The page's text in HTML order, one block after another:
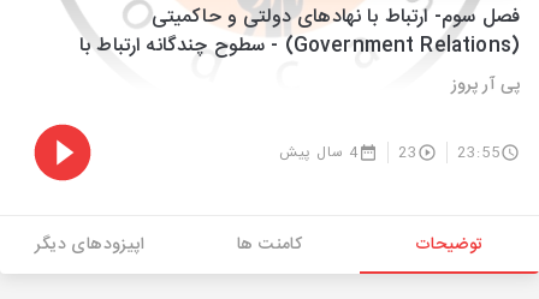
فصل سوم- ارتباط با نهادهای دولتی و حاکمیتی
(Government Relations) - سطوح چندگانه ارتباط با
نهادهای دولتی
پی آر پروز
23:55
23 4 سال پیش
توضیحات کامنت ها اپیزودهای دیگر